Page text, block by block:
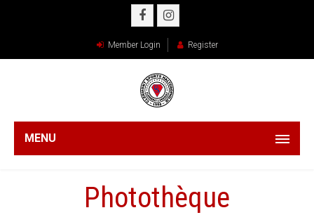
Member Login Register
MENU
Photothèque